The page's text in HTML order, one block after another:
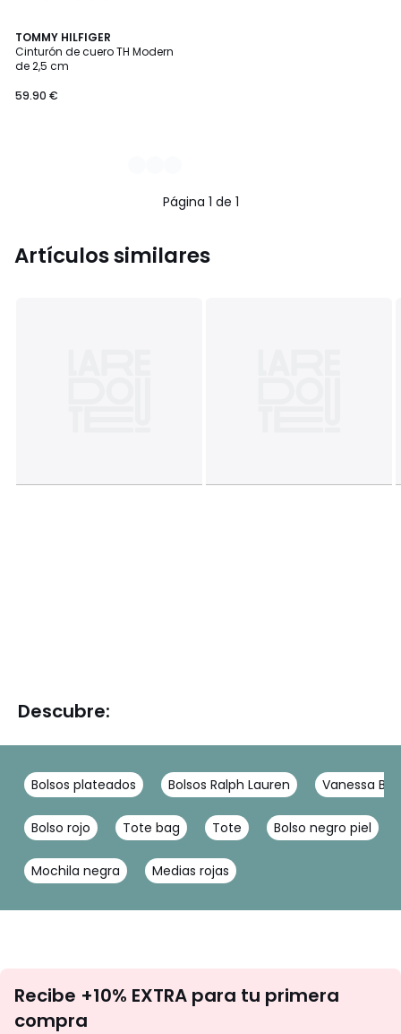
TOMMY HILFIGER
Cinturón de cuero TH Modern
de 2,5 cm
59.90 €
2
Colores
Página 1 de 1
Artículos similares
Descubre:
Bolsos plateados Bolsos Ralph Lauren Vanessa
Bolso rojo Tote bag Tote Bolso negro piel
Mochila negra Medias rojas
te
Recibe +10% EXTRA para tu primera
compra